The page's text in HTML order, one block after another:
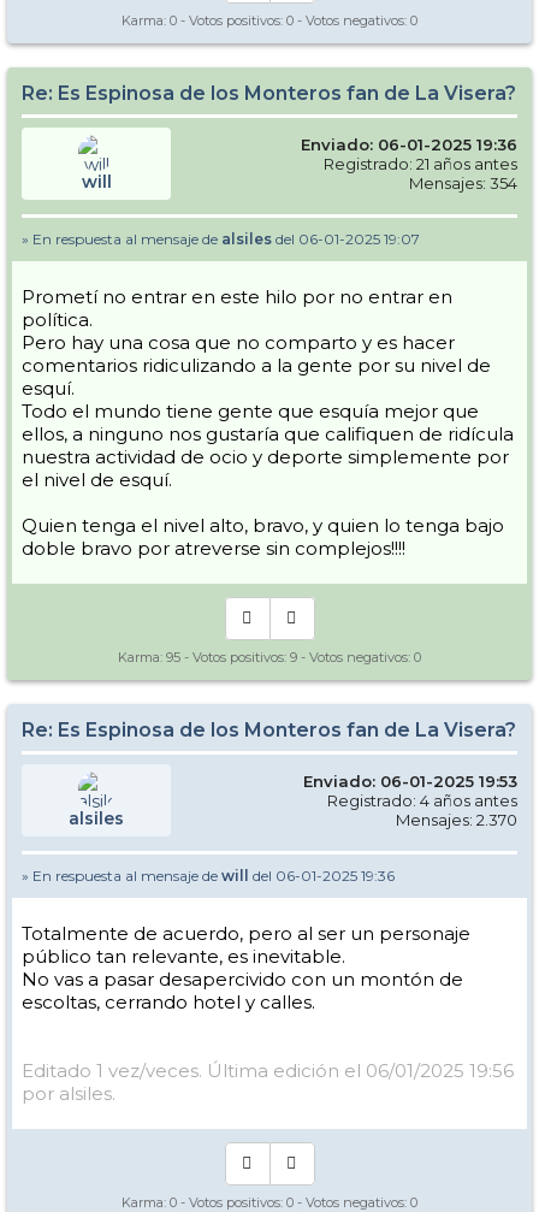
Karma: 0 - Votos positivos: 0 - Votos negativos: 0
Re: Es Espinosa de los Monteros fan de La Visera?
will
Enviado: 06-01-2025 19:36
Registrado: 21 años antes
Mensajes: 354
» En respuesta al mensaje de alsiles del 06-01-2025 19:07
Prometí no entrar en este hilo por no entrar en
política.
Pero hay una cosa que no comparto y es hacer
comentarios ridiculizando a la gente por su nivel de
esquí.
Todo el mundo tiene gente que esquía mejor que
ellos, a ninguno nos gustaría que califiquen de ridícula
nuestra actividad de ocio y deporte simplemente por
el nivel de esquí.
Quien tenga el nivel alto, bravo, y quien lo tenga bajo
doble bravo por atreverse sin complejos!!!!
Karma: 95 - Votos positivos: 9 - Votos negativos: 0
Re: Es Espinosa de los Monteros fan de La Visera?
alsiles
Enviado: 06-01-2025 19:53
Registrado: 4 años antes
Mensajes: 2.370
» En respuesta al mensaje de will del 06-01-2025 19:36
Totalmente de acuerdo, pero al ser un personaje
público tan relevante, es inevitable.
No vas a pasar desapercivido con un montón de
escoltas, cerrando hotel y calles.
Editado 1 vez/veces. Última edición el 06/01/2025 19:56
por alsiles.
Karma: 0 - Votos positivos: 0 - Votos negativos: 0